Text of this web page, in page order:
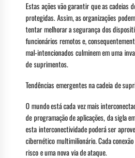
Estas ações vão garantir que as cadeias
protegidas. Assim, as organizações
tentar melhorar a segurança dos
funcionários remotos e,
mal-intencionados culminem em uma
de suprimentos.
Tendências emergentes na cadeia de
O mundo está cada vez mais
de programação de aplicações, da sigla
esta interconectividade poderá ser
cibernético multimilionário. Cada
risco e uma nova via de ataque.